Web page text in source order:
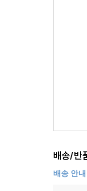
배송/반
배송 안내